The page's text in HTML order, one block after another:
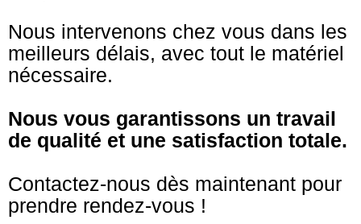
Nous intervenons chez vous dans les
meilleurs délais, avec tout le matériel
nécessaire.
Nous vous garantissons un travail
de qualité et une satisfaction totale.
Contactez-nous dès maintenant pour
prendre rendez-vous !